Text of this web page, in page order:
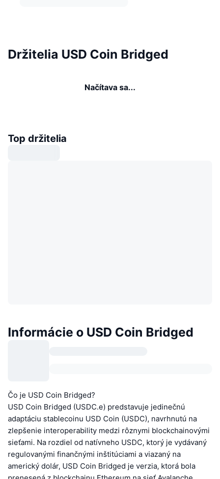
Držitelia USD Coin Bridged
Načítava sa...
Top držitelia
Informácie o USD Coin Bridged
Čo je USD Coin Bridged?
USD Coin Bridged (USDC.e) predstavuje jedinečnú
adaptáciu stablecoinu USD Coin (USDC), navrhnutú na
zlepšenie interoperability medzi rôznymi blockchainovými
sieťami. Na rozdiel od natívneho USDC, ktorý je vydávaný
regulovanými finančnými inštitúciami a viazaný na
americký dolár, USD Coin Bridged je verzia, ktorá bola